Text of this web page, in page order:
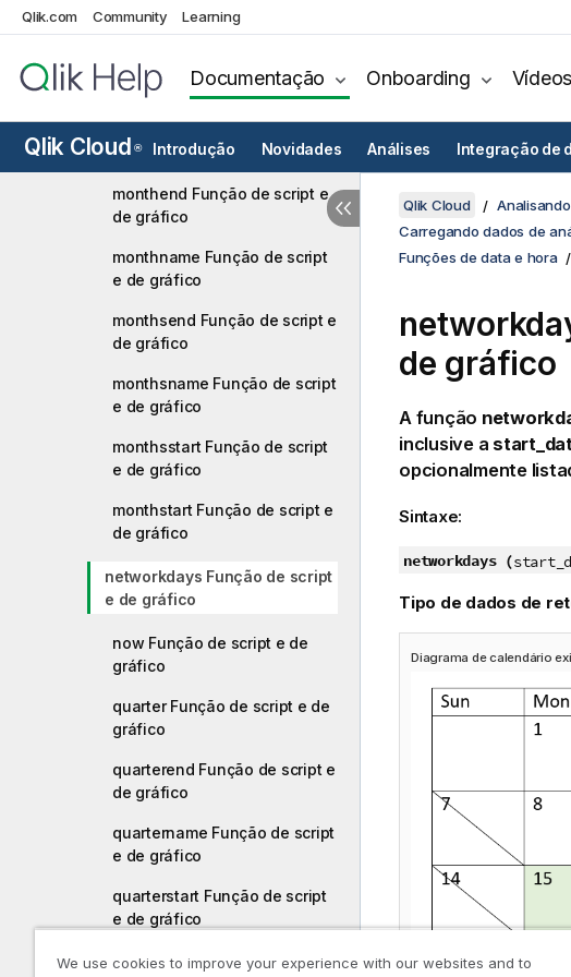
Qlik.com Community Learning
Documentação Onboarding Vídeos
Qlik Cloud ® Introdução Novidades Análises Integração de
script e de gráfico
minute Função de script e de
gráfico
gráfico
monthend Função de script e
de gráfico
monthname Função de script
e de gráfico
monthsend Função de script e
de gráfico
monthsname Função de script
e de gráfico
monthsstart Função de script
e de gráfico
monthstart Função de script e
de gráfico
networkdays Função de script
e de gráfico
now Função de script e de
gráfico
quarter Função de script e de
gráfico
quarterend Função de script e
de gráfico
quartername Função de script
e de gráfico
quarterstart Função de script
e de gráfico
second Função de script e de
Qlik Cloud
Carregando dados de
Funções de data e hora
de gráfico
A função
inclusive a
opcionalmente
Sintaxe:
networkdays (
Tipo de dados de
Diagrama de calendário
We use cookies to improve your experience with our websites and to